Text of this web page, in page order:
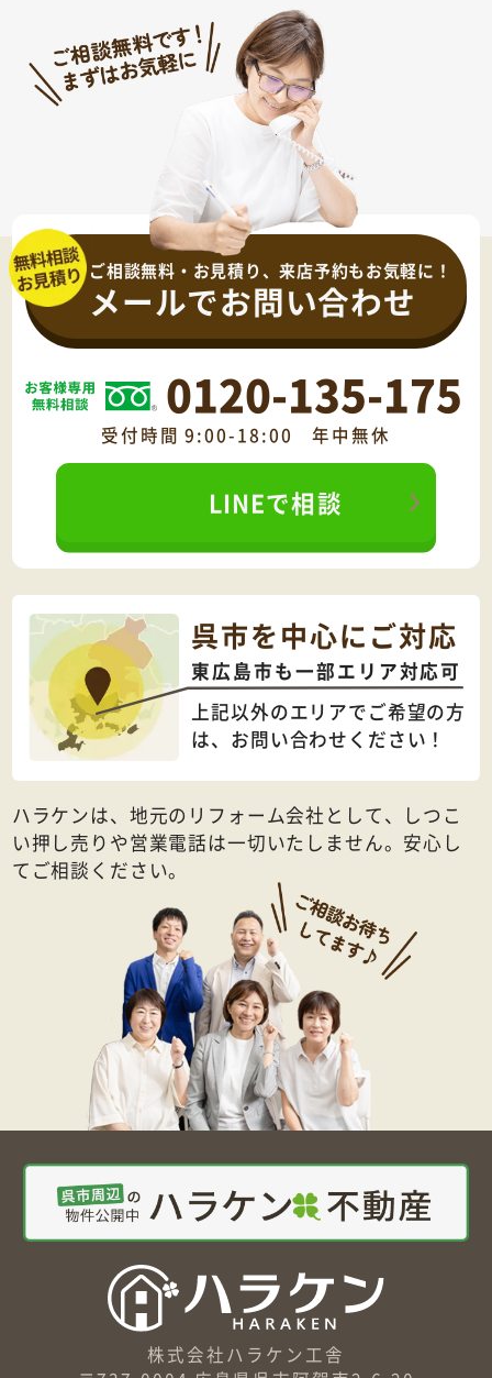
ご相談無料・お見積り、来店予約もお気軽に！
メールでお問い合わせ
0120-135-175
受付時間 9:00-18:00 年中無休
LINEで相談
呉市を中心にご対応
東広島市も一部エリア対応可
上記以外のエリアでご希望の方
は、 お問い合わせください！
ハラケンは、地元のリフォーム会社として、しつこ
い押し売りや営業電話は一切いたしません。安心し
てご相談ください。
株式会社ハラケン工舎